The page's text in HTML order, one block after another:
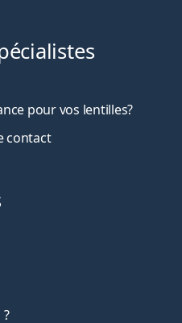
pour vos lentilles?
contact